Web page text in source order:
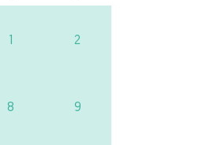
1 2
8 9